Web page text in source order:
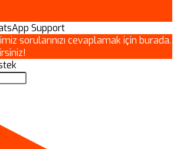
sorularınızı cevaplamak için burada.